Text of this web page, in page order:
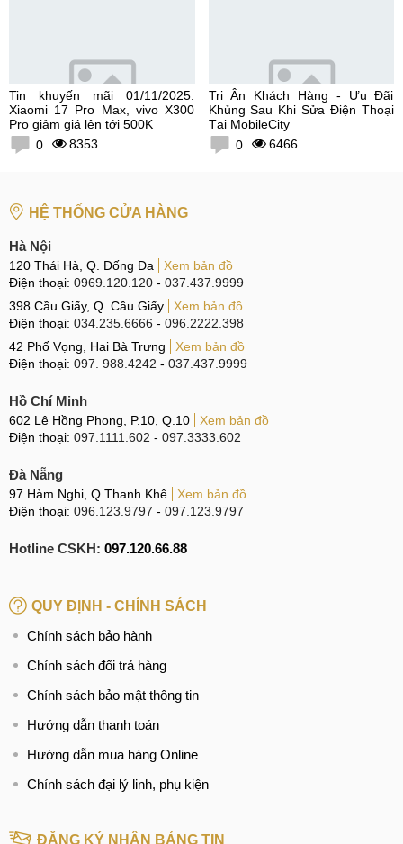
Tin khuyến mãi 01/11/2025:
Xiaomi 17 Pro Max, vivo X300
Pro giảm giá lên tới 500K
0
8353
Tri Ân Khách Hàng - Ưu Đãi
Khủng Sau Khi Sửa Điện Thoại
Tại MobileCity
0
6466
HỆ THỐNG CỬA HÀNG
Hà Nội
120 Thái Hà, Q. Đống Đa
Xem bản đồ
Điện thoại: 0969.120.120 - 037.437.9999
398 Cầu Giấy, Q. Cầu Giấy
Xem bản đồ
Điện thoại: 034.235.6666 - 096.2222.398
42 Phố Vọng, Hai Bà Trưng
Xem bản đồ
Điện thoại: 097. 988.4242 - 037.437.9999
Hồ Chí Minh
602 Lê Hồng Phong, P.10, Q.10
Xem bản đồ
Điện thoại: 097.1111.602 - 097.3333.602
Đà Nẵng
97 Hàm Nghi, Q.Thanh Khê
Xem bản đồ
Điện thoại: 096.123.9797 - 097.123.9797
Hotline CSKH: 097.120.66.88
QUY ĐỊNH - CHÍNH SÁCH
Chính sách bảo hành
Chính sách đổi trả hàng
Chính sách bảo mật thông tin
Hướng dẫn thanh toán
Hướng dẫn mua hàng Online
Chính sách đại lý linh, phụ kiện
ĐĂNG KÝ NHẬN BẢNG TIN